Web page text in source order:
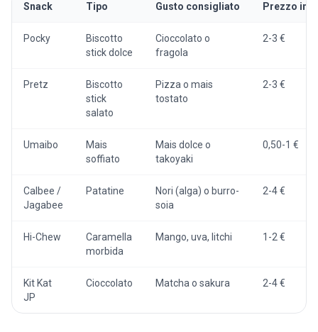
Snack Tipo Gusto consigliato Prezzo
Pocky
Biscotto
stick dolce
Cioccolato o
fragola
2-3 €
Pretz
Biscotto
stick
salato
Pizza o mais
tostato
2-3 €
Umaibo
Mais
soffiato
Mais dolce o
takoyaki
0,50-1 €
Calbee /
Jagabee
Patatine
Nori (alga) o burro-
soia
2-4 €
Hi-Chew
Caramella
morbida
Mango, uva, litchi 1-2 €
Kit Kat
JP
Cioccolato Matcha o sakura 2-4 €